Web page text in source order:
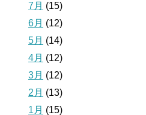
7月 (15)
6月 (12)
5月 (14)
4月 (12)
3月 (12)
2月 (13)
1月 (15)